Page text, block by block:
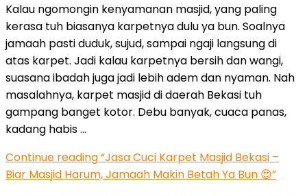
Kalau ngomongin kenyamanan masjid, yang paling
kerasa tuh biasanya karpetnya dulu ya bun. Soalnya
jamaah pasti duduk, sujud, sampai ngaji langsung di
atas karpet. Jadi kalau karpetnya bersih dan wangi,
suasana ibadah juga jadi lebih adem dan nyaman. Nah
masalahnya, karpet masjid di daerah Bekasi tuh
gampang banget kotor. Debu banyak, cuaca panas,
kadang habis …
Continue reading“Jasa Cuci Karpet Masjid Bekasi –
Biar Masjid Harum, Jamaah Makin Betah Ya Bun 😍”